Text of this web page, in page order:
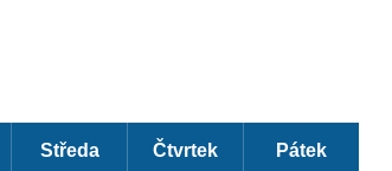
Středa Čtvrtek Pátek